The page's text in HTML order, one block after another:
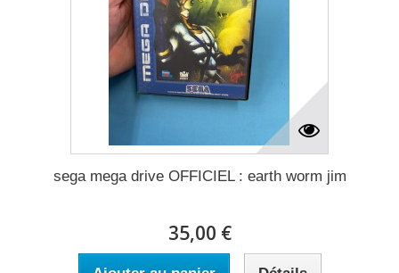
sega mega drive OFFICIEL : earth worm jim
35,00 €